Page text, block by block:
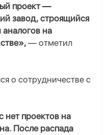
проект —
завод, строящийся
на
— отметил
о сотрудничестве с
проектов на
После распада